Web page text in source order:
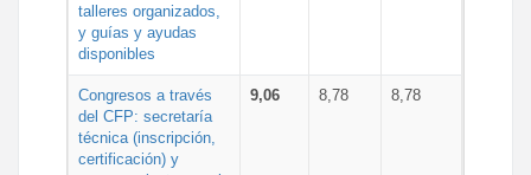
talleres organizados,
y guías y ayudas
disponibles
Congresos a través
del CFP: secretaría
técnica (inscripción,
certificación) y
9,06 8,78 8,78